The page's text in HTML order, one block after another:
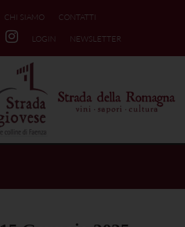
CHI SIAMO CONTATTI
LOGIN NEWSLETTER